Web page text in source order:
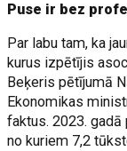
Puse ir bez
Par labu tam, ka
kurus izpētījis
Beķeris pētījumā
Ekonomikas
faktus. 2023.
no kuriem 7,2